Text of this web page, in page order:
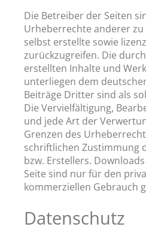
Die Betreiber der Seiten
Urheberrechte anderer
selbst erstellte sowie
zurückzugreifen. Die
erstellten Inhalte und
unterliegen dem
Beiträge Dritter sind als
Die Vervielfältigung,
und jede Art der
Grenzen des
schriftlichen Zustimmung
bzw. Erstellers.
Seite sind nur für den
kommerziellen Gebrauch
Datenschutz